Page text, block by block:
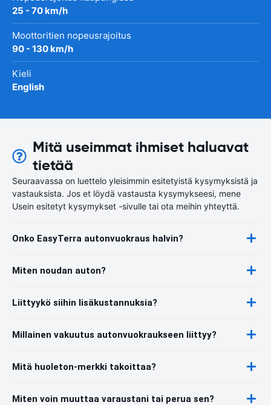
25 - 70 km/h
Moottoritien nopeusrajoitus
90 - 130 km/h
Kieli
English
Mitä useimmat ihmiset haluavat
tietää
Seuraavassa on luettelo yleisimmin esitetyistä kysymyksistä ja
vastauksista. Jos et löydä vastausta kysymykseesi, mene
Usein esitetyt kysymykset -sivulle tai ota meihin yhteyttä.
Onko EasyTerra autonvuokraus halvin?
Miten noudan auton?
Liittyykö siihin lisäkustannuksia?
Millainen vakuutus autonvuokraukseen liittyy?
Mitä huoleton-merkki takoittaa?
Miten voin muuttaa varaustani tai perua sen?